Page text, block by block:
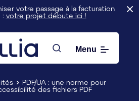
votre passage à la facturation
: votre projet débute ici !
Menu
PDF/UA : une norme pour
des fichiers PDF